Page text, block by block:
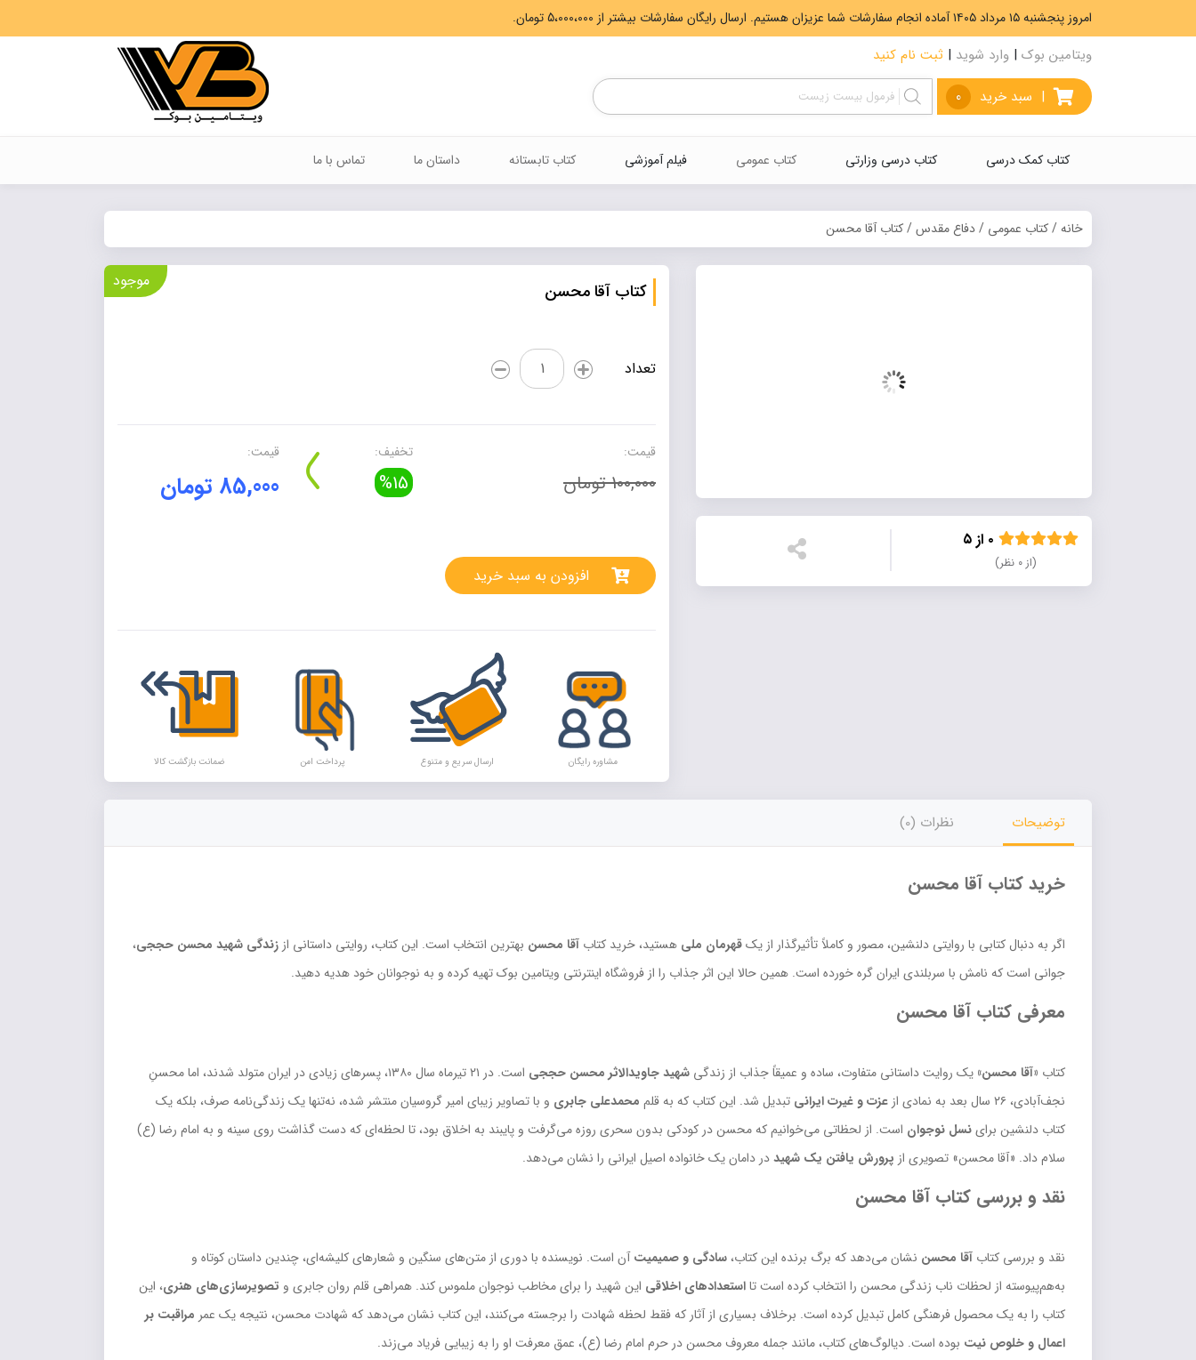
امروز پنجشنبه ۱۵ مرداد ۱۴۰۵ آماده انجام سفارشات شما عزیزان هستیم. ارسال رایگان سفارشات بیشتر از 5،000،000 تومان.
ویتامین بوک | وارد شوید | ثبت نام کنید
| سبد خرید 0
Products
search
کتاب کمک درسی کتاب درسی وزارتی کتاب عمومی فیلم آموزشی کتاب تابستانه داستان ما تماس با ما
خانه/کتاب عمومی /دفاع مقدس/ کتاب آقا محسن
(از ۰ نظر)
کتاب آقا محسن موجود
تعداد
کتاب
آقا
عدد
قیمت:
100,000 تومان
تخفیف:
%15
قیمت:
85,000 تومان
افزودن به سبد خرید
مشاوره رایگان ارسال سریع و متنوع پرداخت امن ضمانت بازگشت کالا
توضیحات نظرات (0)
خرید کتاب آقا محسن
اگر به دنبال کتابی با روایتی دلنشین، مصور و کاملاً تأثیرگذار از یکقهرمان ملی هستید، خرید کتاب آقا محسن بهترین انتخاب است. این کتاب، روایتی داستانی از زندگی شهید محسن حججی،
جوانی است که نامش با سربلندی ایران گره خورده است. همین حالا این اثر جذاب را از فروشگاه اینترنتی ویتامین بوک تهیه کرده و به نوجوانان خود هدیه دهید.
معرفی کتاب آقا محسن
کتاب «آقا محسن» یک روایت داستانی متفاوت، ساده و عمیقاً جذاب از زندگی شهید جاویدالاثر محسن حججی
است. در ۲۱ تیرماه سال ۱۳۸۰، پسرهای زیادی در ایران متولد شدند، اما محسنِ
نجف‌آبادی، ۲۶ سال بعد به نمادی از
عزت و غیرت ایرانی تبدیل شد. این کتاب که به قلم محمدعلی جابری و با تصاویر زیبای امیر گروسیان منتشر شده، نه‌تنها یک زندگی‌نامه صرف، بلکه یک
کتاب دلنشین براینسل نوجوان است. از لحظاتی می‌خوانیم که محسن در کودکی بدون سحری روزه می‌گرفت و پایبند به اخلاق بود، تا لحظه‌ای که دست گذاشت روی سینه و به امام رضا (ع)
سلام داد. «آقا محسن» تصویری از پرورش یافتن یک شهیددر دامان یک خانواده اصیل ایرانی را نشان می‌دهد.
نقد و بررسی کتاب آقا محسن
نقد و بررسی کتاب آقا محسن نشان می‌دهد که برگ برنده این کتاب، سادگی و صمیمیتآن است. نویسنده با دوری از متن‌های سنگین و شعارهای کلیشه‌ای، چندین داستان کوتاه و
به‌هم‌پیوسته از لحظات ناب زندگی محسن را انتخاب کرده است تااستعدادهای اخلاقی این شهید را برای مخاطب نوجوان ملموس کند. همراهی قلم روان جابری و تصویرسازی‌های هنری، این
کتاب را به یک محصول فرهنگی کامل تبدیل کرده است. برخلاف بسیاری از آثار که فقط لحظه شهادت را برجسته می‌کنند، این کتاب نشان می‌دهد که شهادت محسن، نتیجه یک عمر مراقبت بر
اعمال و خلوص نیت بوده است. دیالوگ‌های کتاب، مانند جمله معروف محسن در حرم امام رضا (ع)، عمق معرفت او را به زیبایی فریاد می‌زند.